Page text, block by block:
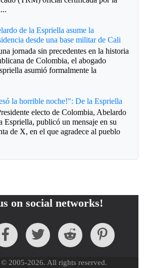
de la Espriella asume la
desde una base militar de Cali
jornada sin precedentes en la historia
de Colombia, el abogado
asumió formalmente la
la horrible noche!": De la Espriella
electo de Colombia, Abelardo
Espriella, publicó un mensaje en su
de X, en el que agradece al pueblo
on social networks!
2005-2026. All rights reserved.